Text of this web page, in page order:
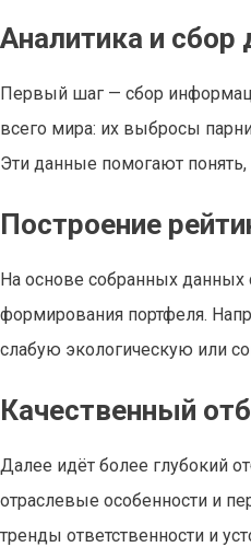
Аналитика и сбор
Первый шаг — сбор
всего мира: их выбросы
Эти данные помогают
Построение
На основе собранных данных
формирования портфеля.
слабую экологическую или
Качественный
Далее идёт более глубокий
отраслевые особенности и
тренды ответственности и